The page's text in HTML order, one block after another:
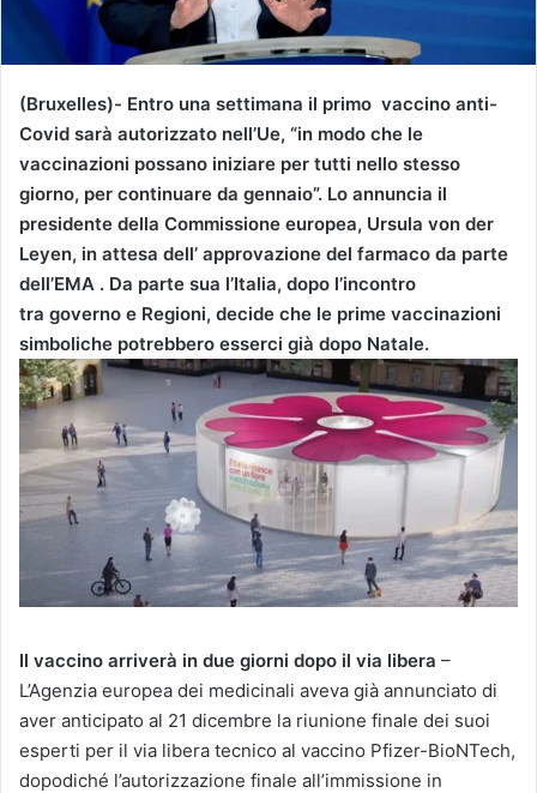
l
(Bruxelles)- Entro una settimana il primo vaccino anti-
Covid sarà autorizzato nell’Ue, “in modo che le
vaccinazioni possano iniziare per tutti nello stesso
giorno, per continuare da gennaio”. Lo annuncia il
presidente della Commissione europea, Ursula von der
Leyen, in attesa dell’ approvazione del farmaco da parte
dell’EMA . Da parte sua l’Italia, dopo l’incontro
tra governo e Regioni, decide che le prime vaccinazioni
simboliche potrebbero esserci già dopo Natale.
Il vaccino arriverà in due giorni dopo il via libera –
L’Agenzia europea dei medicinali aveva già annunciato di
aver anticipato al 21 dicembre la riunione finale dei suoi
esperti per il via libera tecnico al vaccino Pfizer-BioNTech,
dopodiché l’autorizzazione finale all’immissione in